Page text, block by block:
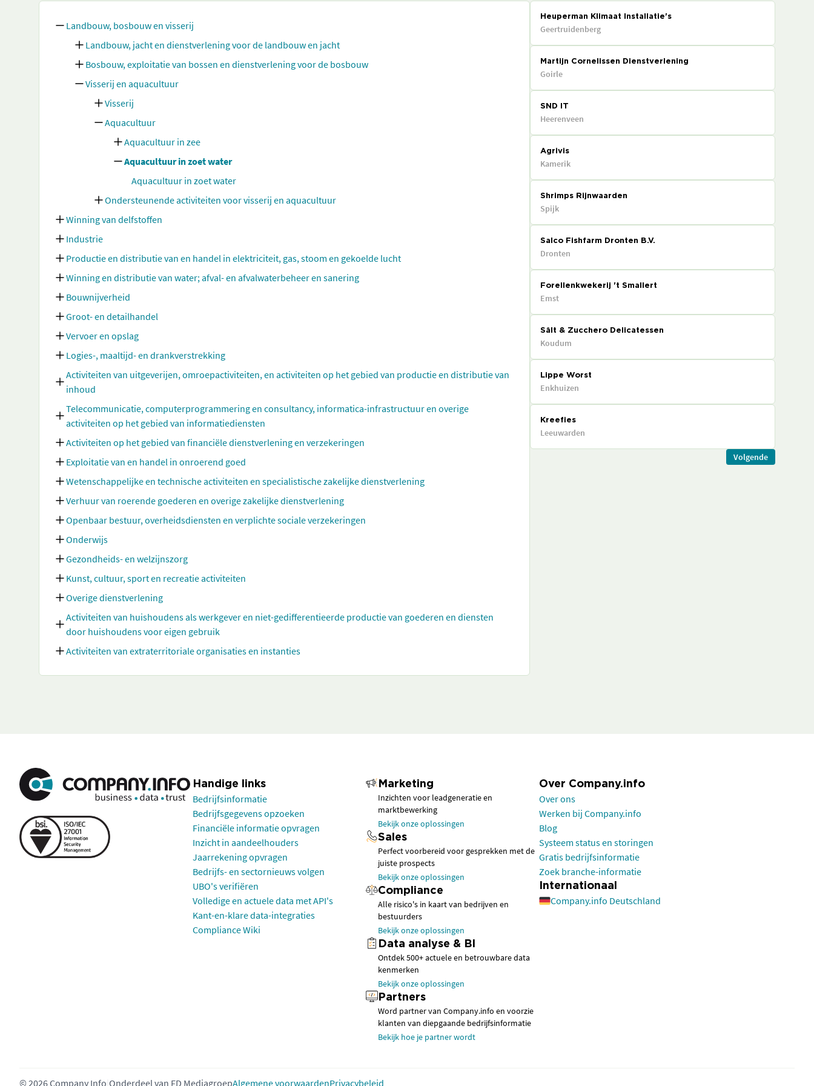
Landbouw, bosbouw en visserij
Landbouw, jacht en dienstverlening voor de landbouw en jacht
Bosbouw, exploitatie van bossen en dienstverlening voor de bosbouw
Visserij en aquacultuur
Visserij
Aquacultuur
Aquacultuur in zee
Aquacultuur in zoet water
Aquacultuur in zoet water
Ondersteunende activiteiten voor visserij en aquacultuur
Winning van delfstoffen
Industrie
Productie en distributie van en handel in elektriciteit, gas, stoom en gekoelde lucht
Winning en distributie van water; afval- en afvalwaterbeheer en sanering
Bouwnijverheid
Groot- en detailhandel
Vervoer en opslag
Logies-, maaltijd- en drankverstrekking
Activiteiten van uitgeverijen, omroepactiviteiten, en activiteiten op het gebied van productie en distributie van
inhoud
Telecommunicatie, computerprogrammering en consultancy, informatica-infrastructuur en overige
activiteiten op het gebied van informatiediensten
Activiteiten op het gebied van financiële dienstverlening en verzekeringen
Exploitatie van en handel in onroerend goed
Wetenschappelijke en technische activiteiten en specialistische zakelijke dienstverlening
Verhuur van roerende goederen en overige zakelijke dienstverlening
Openbaar bestuur, overheidsdiensten en verplichte sociale verzekeringen
Onderwijs
Gezondheids- en welzijnszorg
Kunst, cultuur, sport en recreatie activiteiten
Overige dienstverlening
Activiteiten van huishoudens als werkgever en niet-gedifferentieerde productie van goederen en diensten
door huishoudens voor eigen gebruik
Activiteiten van extraterritoriale organisaties en instanties
Heuperman Klimaat Installatie's
Geertruidenberg
Martijn Cornelissen Dienstverlening
Goirle
SND IT
Heerenveen
Agrivis
Kamerik
Shrimps Rijnwaarden
Spijk
Salco Fishfarm Dronten B.V.
Dronten
Forellenkwekerij 't Smallert
Emst
Sâlt & Zucchero Delicatessen
Koudum
Lippe Worst
Enkhuizen
Kreefies
Leeuwarden
Volgende
Handige links
Bedrijfsinformatie
Bedrijfsgegevens opzoeken
Financiële informatie opvragen
Inzicht in aandeelhouders
Jaarrekening opvragen
Bedrijfs- en sectornieuws volgen
UBO's verifiëren
Volledige en actuele data met API's
Kant-en-klare data-integraties
Compliance Wiki
Marketing
Inzichten voor leadgeneratie en
marktbewerking
Bekijk onze oplossingen
Sales
Perfect voorbereid voor gesprekken met de
juiste prospects
Bekijk onze oplossingen
Compliance
Alle risico's in kaart van bedrijven en
bestuurders
Bekijk onze oplossingen
Data analyse & BI
Ontdek 500+ actuele en betrouwbare data
kenmerken
Bekijk onze oplossingen
Partners
Word partner van Company.info en voorzie
klanten van diepgaande bedrijfsinformatie
Bekijk hoe je partner wordt
Over Company.info
Over ons
Werken bij Company.info
Blog
Systeem status en storingen
Gratis bedrijfsinformatie
Zoek branche-informatie
Internationaal
Company.info Deutschland
© 2026 Company Info Onderdeel van FD MediagroepAlgemene voorwaardenPrivacybeleid